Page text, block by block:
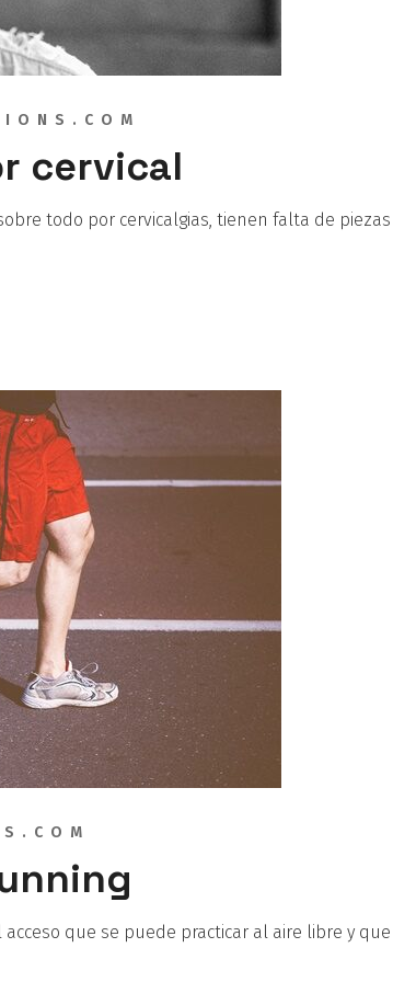
cervical
todo por cervicalgias, tienen falta de
que se puede practicar al aire libre y